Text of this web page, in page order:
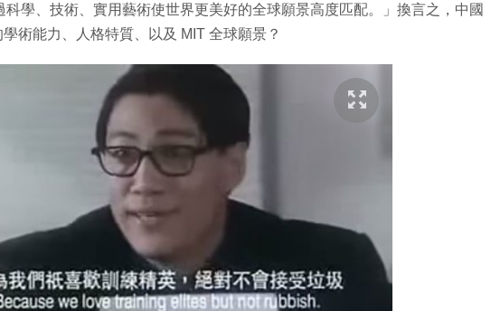
科學、技術、實用藝術使世界更美好的全球願景高度匹配。」換言之，中國
術能力、人格特質、以及 MIT 全球願景？